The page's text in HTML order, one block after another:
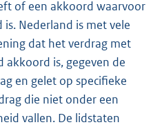
of een akkoord waarvoor
is. Nederland is met vele
dat het verdrag met
akkoord is, gegeven de
en gelet op specifieke
die niet onder een
vallen. De lidstaten